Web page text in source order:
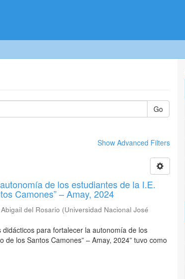
Go
Show Advanced Filters
de los estudiantes de la I.E.
Camones” – Amay, 2024
del Rosario (Universidad Nacional José
para fortalecer la autonomía de los
de los Santos Camones” – Amay, 2024” tuvo como